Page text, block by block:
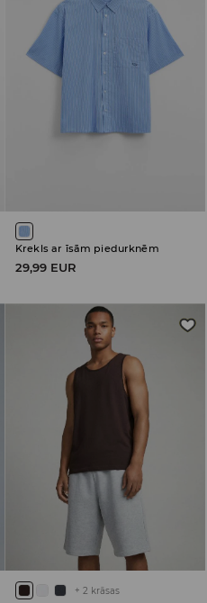
Krekls ar īsām piedurknēm
29,99 EUR
+ 2 krāsas